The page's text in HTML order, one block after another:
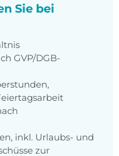
Sie bei
GVP/DGB-
inkl. Urlaubs- und
zur